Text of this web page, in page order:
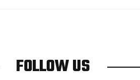
FOLLOW US